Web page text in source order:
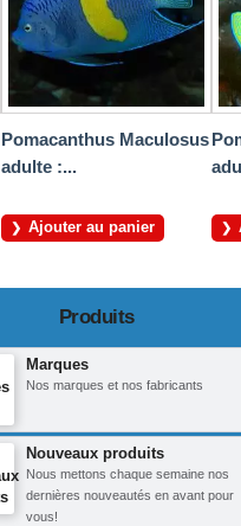
Pomacanthus Maculosus
adulte :...
Ajouter au panier
Produits
Marques
Nos marques et nos fabricants
Nouveaux produits
Nous mettons chaque semaine nos
dernières nouveautés en avant pour
vous!